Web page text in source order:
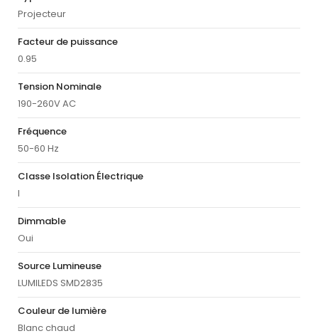
Projecteur
Facteur de puissance
0.95
Tension Nominale
190-260V AC
Fréquence
50-60 Hz
Classe Isolation Électrique
I
Dimmable
Oui
Source Lumineuse
LUMILEDS SMD2835
Couleur de lumière
Blanc chaud